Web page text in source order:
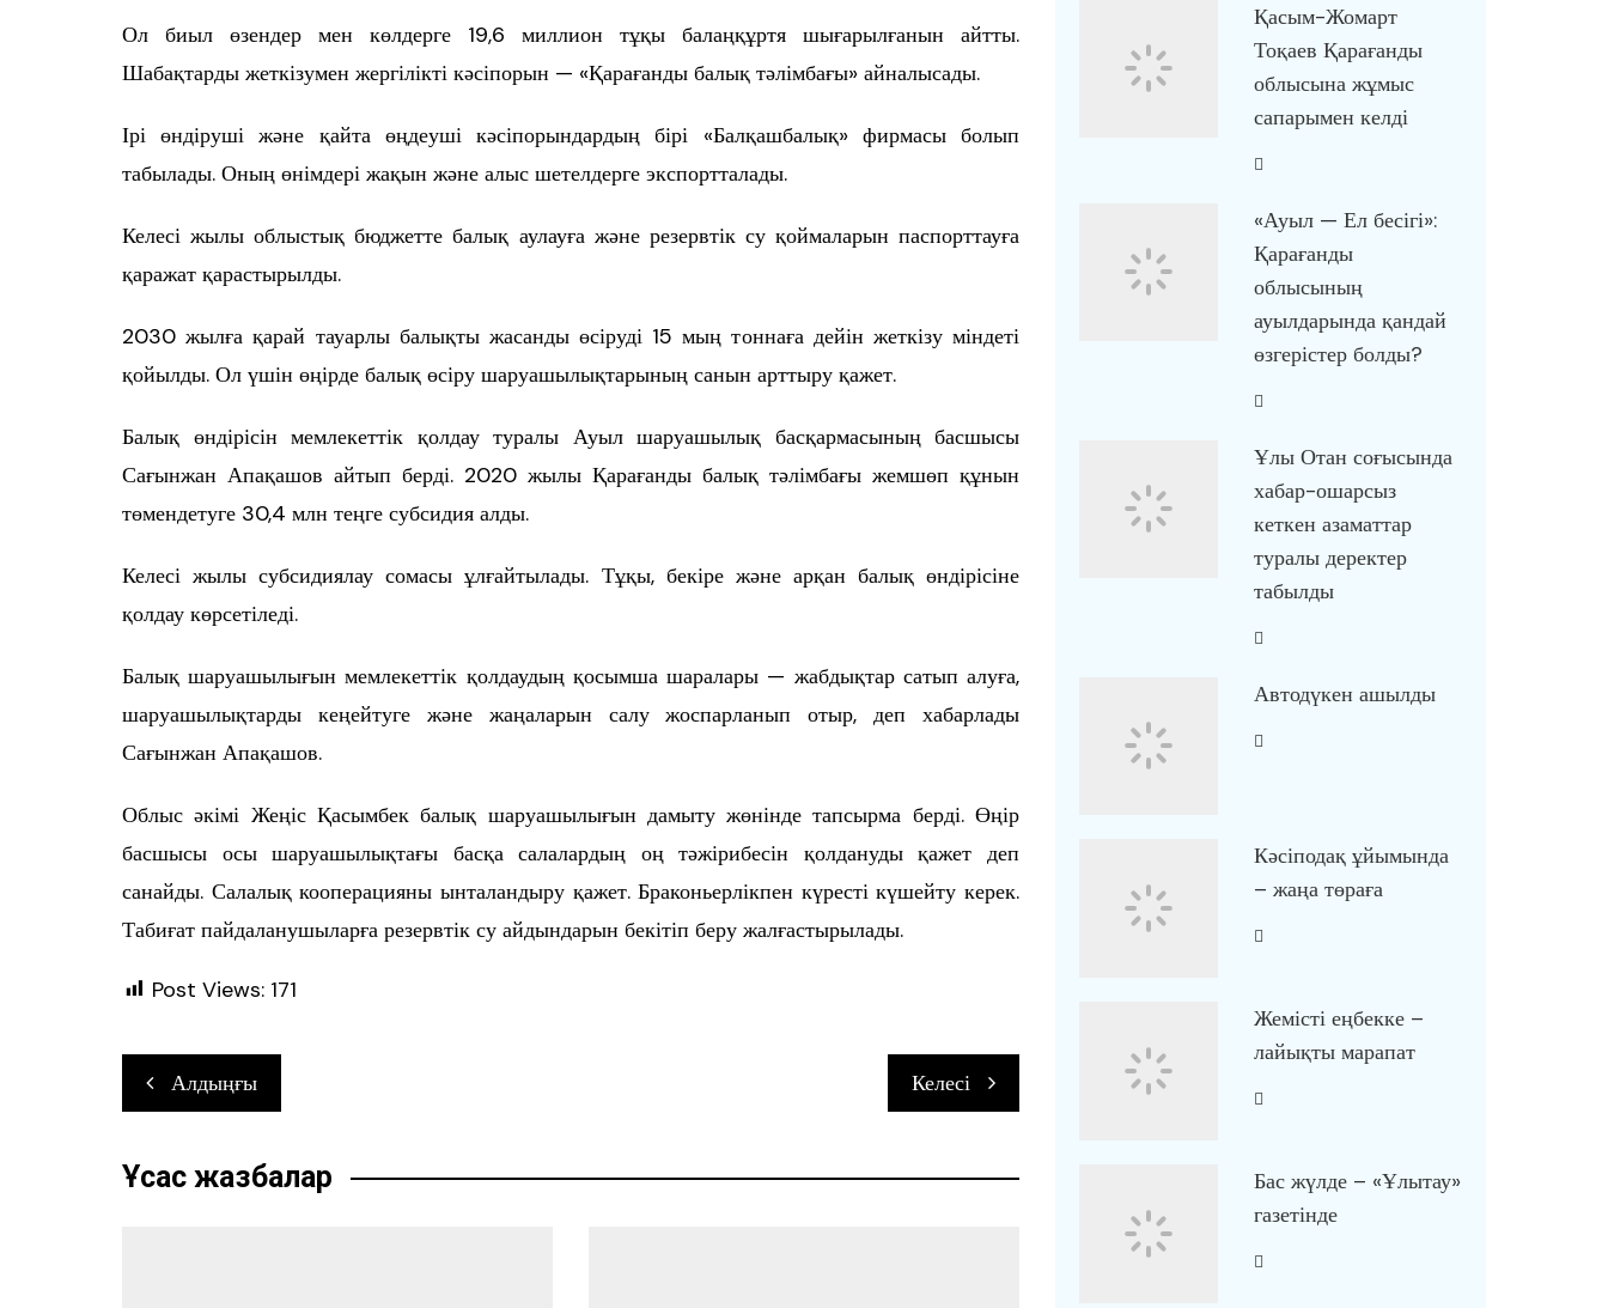
Ол биыл өзендер мен көлдерге 19,6 миллион тұқы балаңқұртя шығарылғанын айтты.
Шабақтарды жеткізумен жергілікті кәсіпорын — «Қарағанды балық тәлімбағы» айналысады.
Ірі өндіруші және қайта өңдеуші кәсіпорындардың бірі «Балқашбалық» фирмасы болып
табылады. Оның өнімдері жақын және алыс шетелдерге экспортталады.
Келесі жылы облыстық бюджетте балық аулауға және резервтік су қоймаларын паспорттауға
қаражат қарастырылды.
2030 жылға қарай тауарлы балықты жасанды өсіруді 15 мың тоннаға дейін жеткізу міндеті
қойылды. Ол үшін өңірде балық өсіру шаруашылықтарының санын арттыру қажет.
Балық өндірісін мемлекеттік қолдау туралы Ауыл шаруашылық басқармасының басшысы
Сағынжан Апақашов айтып берді. 2020 жылы Қарағанды балық тәлімбағы жемшөп құнын
төмендетуге 30,4 млн теңге субсидия алды.
Келесі жылы субсидиялау сомасы ұлғайтылады. Тұқы, бекіре және арқан балық өндірісіне
қолдау көрсетіледі.
Балық шаруашылығын мемлекеттік қолдаудың қосымша шаралары — жабдықтар сатып алуға,
шаруашылықтарды кеңейтуге және жаңаларын салу жоспарланып отыр, деп хабарлады
Сағынжан Апақашов.
Облыс әкімі Жеңіс Қасымбек балық шаруашылығын дамыту жөнінде тапсырма берді. Өңір
басшысы осы шаруашылықтағы басқа салалардың оң тәжірибесін қолдануды қажет деп
санайды. Салалық кооперацияны ынталандыру қажет. Браконьерлікпен күресті күшейту керек.
Табиғат пайдаланушыларға резервтік су айдындарын бекітіп беру жалғастырылады.
Post Views: 171
Навигация
по
записям
Алдыңғы Келесі
Ұқсас жазбалар
Қасым-Жомарт
Тоқаев Қарағанды
облысына жұмыс
сапарымен келді
«Ауыл — Ел бесігі»:
Қарағанды
облысының
ауылдарында қандай
өзгерістер болды?
Ұлы Отан соғысында
хабар-ошарсыз
кеткен азаматтар
туралы деректер
табылды
Автодүкен ашылды
Кәсіподақ ұйымында
– жаңа төраға
Жемісті еңбекке –
лайықты марапат
Бас жүлде – «Ұлытау»
газетінде